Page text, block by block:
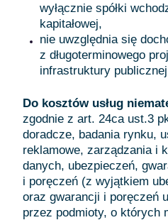
wyłącznie spółki
kapitałowej,
nie uwzględnia się
z długoterminowego
infrastruktury
Do kosztów usług
zgodnie z art. 24ca ust.3
doradcze, badania rynku,
reklamowe, zarządzania i
danych, ubezpieczeń,
i poręczeń (z wyjątkiem
oraz gwarancji i poręczeń
przez podmioty, o których